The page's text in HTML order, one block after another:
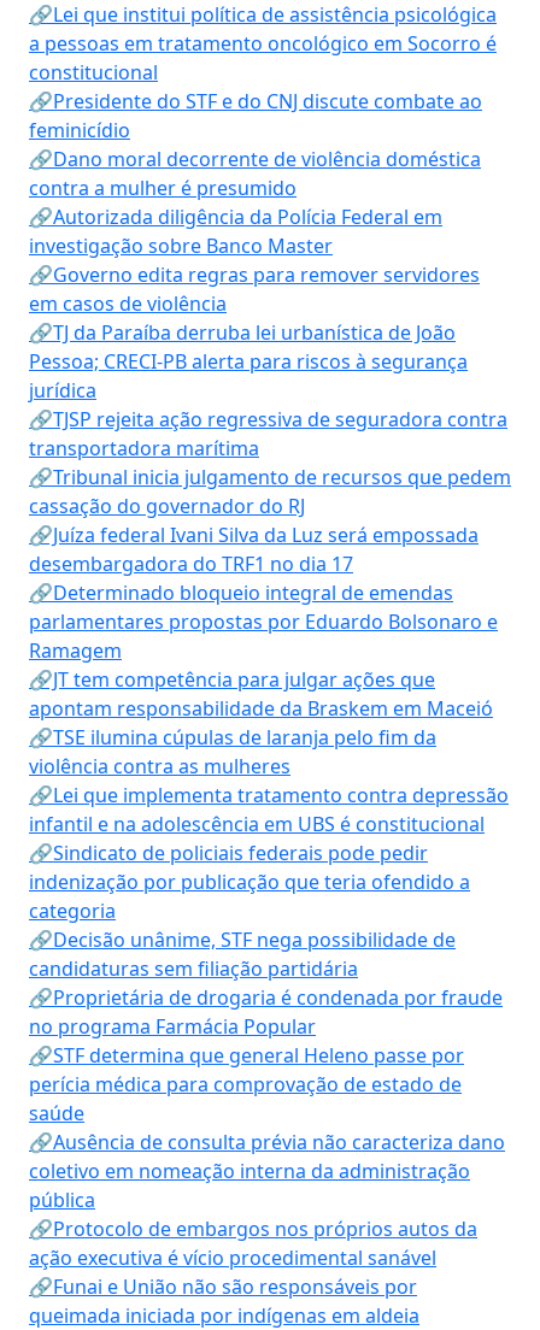
🔗Lei que institui política de assistência psicológica
a pessoas em tratamento oncológico em Socorro é
constitucional
🔗Presidente do STF e do CNJ discute combate ao
feminicídio
🔗Dano moral decorrente de violência doméstica
contra a mulher é presumido
🔗Autorizada diligência da Polícia Federal em
investigação sobre Banco Master
🔗Governo edita regras para remover servidores
em casos de violência
🔗TJ da Paraíba derruba lei urbanística de João
Pessoa; CRECI-PB alerta para riscos à segurança
jurídica
🔗TJSP rejeita ação regressiva de seguradora contra
transportadora marítima
🔗Tribunal inicia julgamento de recursos que pedem
cassação do governador do RJ
🔗Juíza federal Ivani Silva da Luz será empossada
desembargadora do TRF1 no dia 17
🔗Determinado bloqueio integral de emendas
parlamentares propostas por Eduardo Bolsonaro e
Ramagem
🔗JT tem competência para julgar ações que
apontam responsabilidade da Braskem em Maceió
🔗TSE ilumina cúpulas de laranja pelo fim da
violência contra as mulheres
🔗Lei que implementa tratamento contra depressão
infantil e na adolescência em UBS é constitucional
🔗Sindicato de policiais federais pode pedir
indenização por publicação que teria ofendido a
categoria
🔗Decisão unânime, STF nega possibilidade de
candidaturas sem filiação partidária
🔗Proprietária de drogaria é condenada por fraude
no programa Farmácia Popular
🔗STF determina que general Heleno passe por
perícia médica para comprovação de estado de
saúde
🔗Ausência de consulta prévia não caracteriza dano
coletivo em nomeação interna da administração
pública
🔗Protocolo de embargos nos próprios autos da
ação executiva é vício procedimental sanável
🔗Funai e União não são responsáveis por
queimada iniciada por indígenas em aldeia